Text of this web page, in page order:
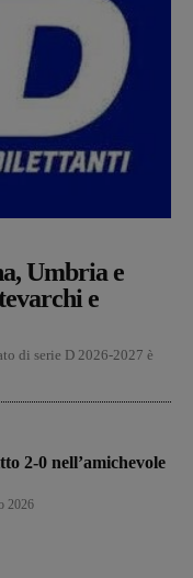
Umbria e
e
di serie D 2026-2027 è
2-0 nell’amichevole
2026